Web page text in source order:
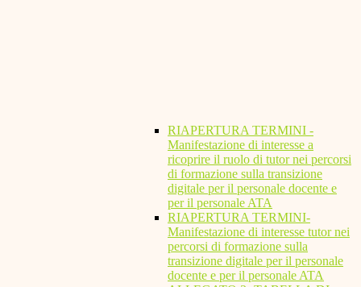
RIAPERTURA TERMINI -
Manifestazione di interesse a
ricoprire il ruolo di tutor nei percorsi
di formazione sulla transizione
digitale per il personale docente e
per il personale ATA
RIAPERTURA TERMINI-
Manifestazione di interesse tutor nei
percorsi di formazione sulla
transizione digitale per il personale
docente e per il personale ATA